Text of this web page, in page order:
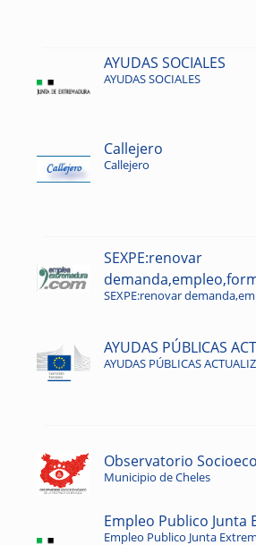
AYUDAS SOCIALES
AYUDAS SOCIALES
Callejero
Callejero
SEXPE:renovar
SEXPE:renovar
AYUDAS PÚBLICAS
AYUDAS PÚBLICAS
Observatorio
Municipio de Cheles
Empleo Publico Junta
Empleo Publico Junta